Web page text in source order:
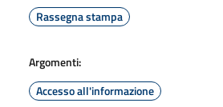
Rassegna stampa
Argomenti:
Accesso all'informazione